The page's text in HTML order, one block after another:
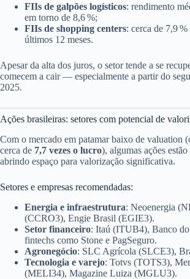
FIIs de galpões logísticos: rendimento
em torno de 8,6 %;
FIIs de shopping centers: cerca de 7,9
últimos 12 meses.
Apesar da alta dos juros, o setor tende a se
comecem a cair — especialmente a partir do
2025.
Ações brasileiras: setores com potencial de
Com o mercado em patamar baixo de valuation
cerca de 7,7 vezes o lucro), algumas ações
abrindo espaço para valorização significativa.
Setores e empresas recomendadas:
Energia e infraestrutura: Neoenergia
(CCRO3), Engie Brasil (EGIE3).
Setor financeiro: Itaú (ITUB4), Banco
fintechs como Stone e PagSeguro.
Agronegócio: SLC Agrícola (SLCE3),
Tecnologia e varejo: Totvs (TOTS3),
(MELI34), Magazine Luiza (MGLU3).